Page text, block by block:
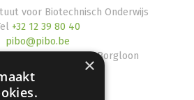
voor Biotechnisch Onderwijs
+32 12 39 80 40
pibo@pibo.be
Tongeren-Borgloon
×